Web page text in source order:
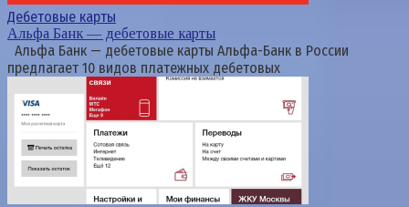
Дебетовые карты
Альфа Банк — дебетовые карты
Альфа Банк — дебетовые карты Альфа-Банк в России
предлагает 10 видов платежных дебетовых